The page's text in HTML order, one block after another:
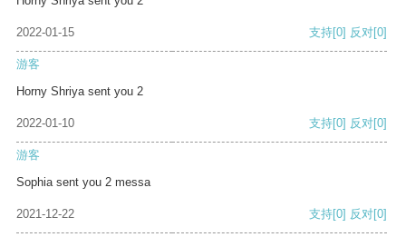
2022-01-15 支持[0] 反对[0]
游客
Horny Shriya sent you 2
2022-01-10 支持[0] 反对[0]
游客
Sophia sent you 2 messa
2021-12-22 支持[0] 反对[0]